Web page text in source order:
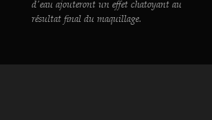
d'eau ajouteront un effet chatoyant au
résultat final du maquillage.